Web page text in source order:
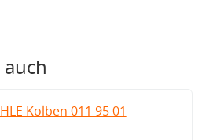
Kolben 011 95 01